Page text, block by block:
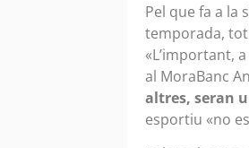
Pel que fa a la
temporada,
«L’important,
al MoraBanc
altres, seran
esportiu «no